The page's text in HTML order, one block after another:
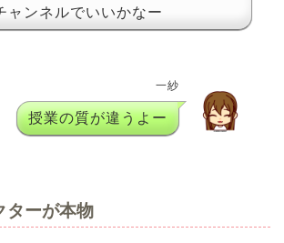
ャンネルでいいかなー
一紗
授業の質が違うよー
ターが本物